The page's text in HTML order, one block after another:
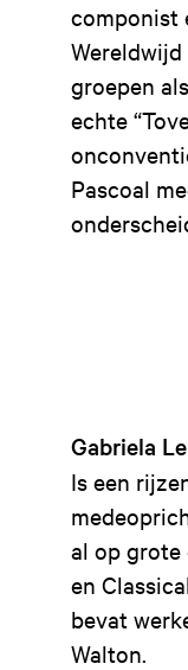
componist
groepen
echte
Pascoal
Gabriela
Is een
al op grote
en
bevat
Walton.